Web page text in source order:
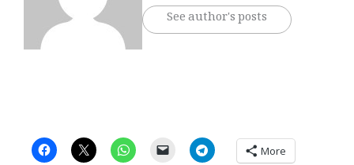
See author's posts
More